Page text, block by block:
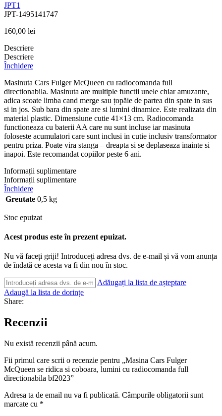
JPT1
JPT-1495141747
160,00 lei
Descriere
Descriere
Închidere
Masinuta Cars Fulger McQueen cu radiocomanda full
directionabila. Masinuta are multiple functii unele chiar amuzante,
adica scoate limba cand merge sau țopăie de partea din spate in sus
si in jos. Sub bara din spate are si lumini dinamice. Este realizata din
material plastic. Dimensiune cutie 41×13 cm. Radiocomanda
functioneaza cu baterii AA care nu sunt incluse iar masinuta
foloseste acumulatori care sunt inclusi in cutie inclusiv transformator
pentru priza. Poate vira stanga – dreapta si se deplaseaza inainte si
inapoi. Este recomandat copiilor peste 6 ani.
Informații suplimentare
Informații suplimentare
Închidere
Greutate 0,5 kg
Stoc epuizat
Acest produs este în prezent epuizat.
Nu vă faceți griji! Introduceți adresa dvs. de e-mail și vă vom anunța
de îndată ce acesta va fi din nou în stoc.
Adăugați la lista de așteptare
Adaugă la lista de dorințe
Share:
Recenzii
Nu există recenzii până acum.
Fii primul care scrii o recenzie pentru „Masina Cars Fulger
McQueen se ridica si coboara, lumini cu radiocomanda full
directionabila bf2023”
Adresa ta de email nu va fi publicată. Câmpurile obligatorii sunt
marcate cu *